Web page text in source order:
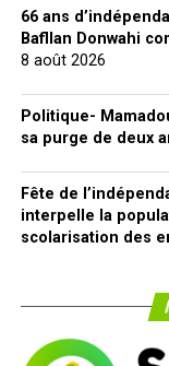
66 ans
Bafllan Donwahi
8 août 2026
Politique-
sa purge de deux
Fête de
interpelle la
scolarisation des